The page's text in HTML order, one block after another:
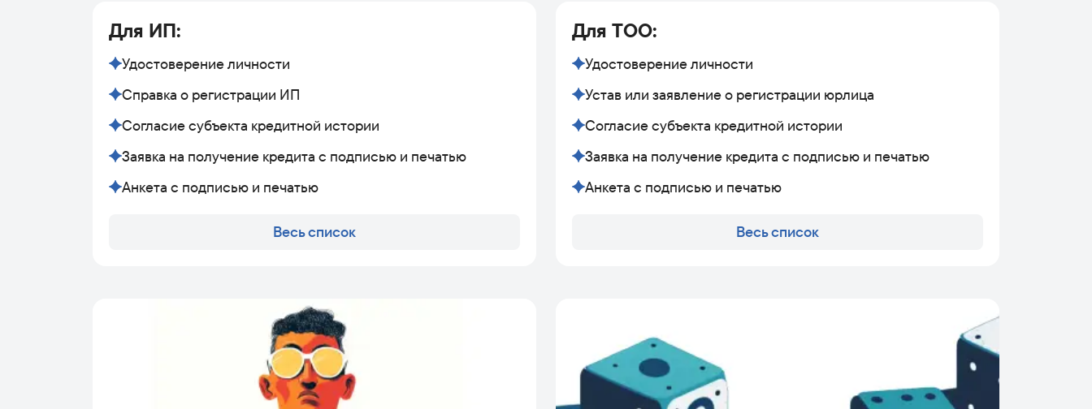
Для ИП:
Удостоверение личности
Справка о регистрации ИП
Согласие субъекта кредитной истории
Заявка на получение кредита с подписью и печатью
Анкета с подписью и печатью
Весь список
Для ТОО:
Удостоверение личности
Устав или заявление о регистрации юрлица
Согласие субъекта кредитной истории
Заявка на получение кредита с подписью и печатью
Анкета с подписью и печатью
Весь список